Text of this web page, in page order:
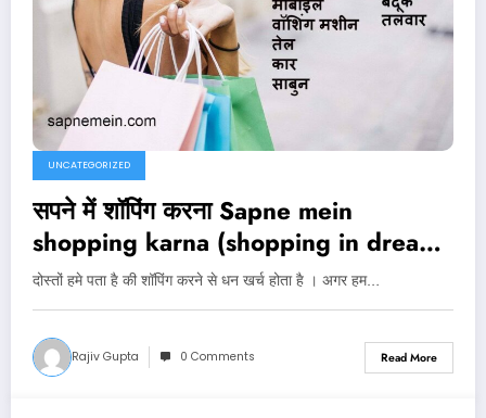
UNCATEGORIZED
सपने में शॉपिंग करना Sapne mein
shopping karna (shopping in dream
)
दोस्तों हमे पता है की शॉपिंग करने से धन खर्च होता है । अगर हम…
Rajiv Gupta 0 Comments Read More